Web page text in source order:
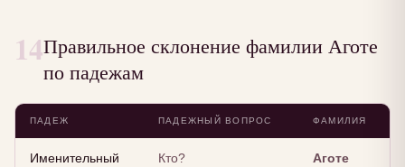
14Правильное склонение фамилии Аготе
по падежам
ПАДЕЖ ПАДЕЖНЫЙ ВОПРОС ФАМИЛИЯ
Именительный Кто? Аготе